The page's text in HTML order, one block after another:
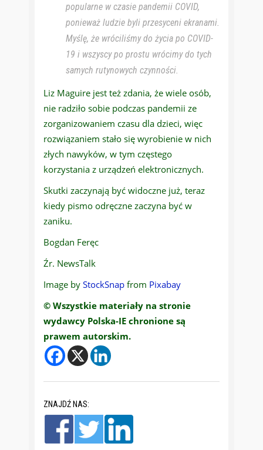
popularne w czasie pandemii COVID,
ponieważ ludzie byli przesyceni ekranami.
Myślę, że wróciliśmy do życia po COVID-
19 i wszyscy po prostu wrócimy do tych
samych rutynowych czynności.
Liz Maguire jest też zdania, że wiele osób,
nie radziło sobie podczas pandemii ze
zorganizowaniem czasu dla dzieci, więc
rozwiązaniem stało się wyrobienie w nich
złych nawyków, w tym częstego
korzystania z urządzeń elektronicznych.
Skutki zaczynają być widoczne już, teraz
kiedy pismo odręczne zaczyna być w
zaniku.
Bogdan Feręc
Źr. NewsTalk
Image by StockSnap from Pixabay
© Wszystkie materiały na stronie
wydawcy Polska-IE chronione są
prawem autorskim.
ZNAJDŹ NAS: